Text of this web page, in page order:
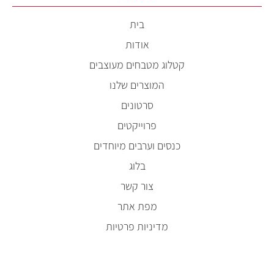
בית
אודות
קטלוג מטבחים מעוצבים
המוצרים שלנו
סרטונים
פרוייקטים
כנסים וערבים מיוחדים
בלוג
צור קשר
מפת אתר
מדיניות פרטיות